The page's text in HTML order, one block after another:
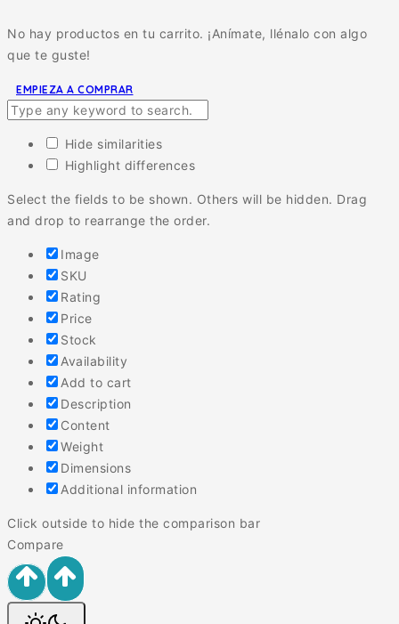
No hay productos en tu carrito. ¡Anímate, llénalo con algo
que te guste!
EMPIEZA A COMPRAR
Hide similarities
Highlight differences
Select the fields to be shown. Others will be hidden. Drag
and drop to rearrange the order.
Image
SKU
Rating
Price
Stock
Availability
Add to cart
Description
Content
Weight
Dimensions
Additional information
Click outside to hide the comparison bar
Compare